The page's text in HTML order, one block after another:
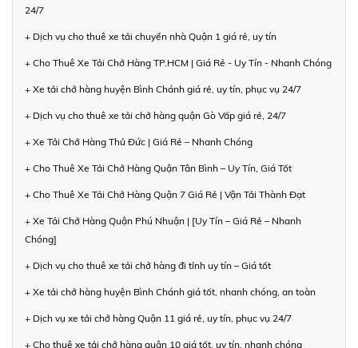
24/7
+ Dịch vụ cho thuê xe tải chuyển nhà Quận 1 giá rẻ, uy tín
+ Cho Thuê Xe Tải Chở Hàng TP.HCM | Giá Rẻ - Uy Tín - Nhanh Chóng
+ Xe tải chở hàng huyện Bình Chánh giá rẻ, uy tín, phục vụ 24/7
+ Dịch vụ cho thuê xe tải chở hàng quận Gò Vấp giá rẻ, 24/7
+ Xe Tải Chở Hàng Thủ Đức | Giá Rẻ – Nhanh Chóng
+ Cho Thuê Xe Tải Chở Hàng Quận Tân Bình – Uy Tín, Giá Tốt
+ Cho Thuê Xe Tải Chở Hàng Quận 7 Giá Rẻ | Vận Tải Thành Đạt
+ Xe Tải Chở Hàng Quận Phú Nhuận | [Uy Tín – Giá Rẻ – Nhanh
Chóng]
+ Dịch vụ cho thuê xe tải chở hàng đi tỉnh uy tín – Giá tốt
+ Xe tải chở hàng huyện Bình Chánh giá tốt, nhanh chóng, an toàn
+ Dịch vụ xe tải chở hàng Quận 11 giá rẻ, uy tín, phục vụ 24/7
+ Cho thuê xe tải chở hàng quận 10 giá tốt, uy tín, nhanh chóng